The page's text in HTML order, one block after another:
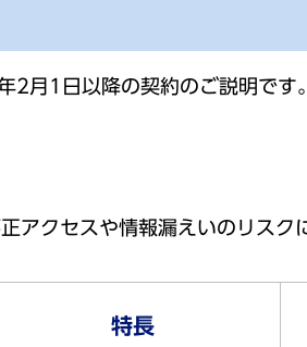
月1日以降の契約のご説明です。
アクセスや情報漏えいのリスク
特長